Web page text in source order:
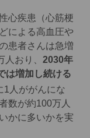
心疾患（心筋梗
による高血圧や
患者さんは急増
おり、 2030年
は増加し続ける
1人ががんにな
数が約100万人
かに多いかを実